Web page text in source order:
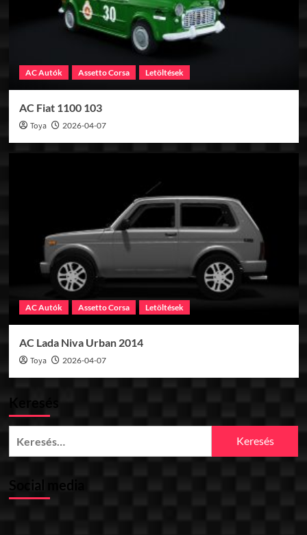
AC Autók Assetto Corsa Letöltések
AC Fiat 1100 103
Toya 2026-04-07
AC Autók Assetto Corsa Letöltések
AC Lada Niva Urban 2014
Toya 2026-04-07
Keresés
Social media